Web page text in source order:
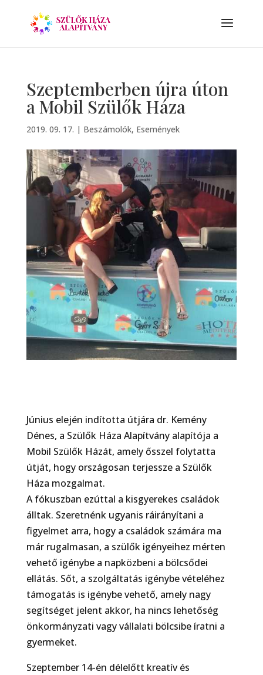
Szeptemberben újra úton
a Mobil Szülők Háza
2019. 09. 17. | Beszámolók, Események
Június elején indította útjára dr. Kemény
Dénes, a Szülők Háza Alapítvány alapítója a
Mobil Szülők Házát, amely ősszel folytatta
útját, hogy országosan terjessze a Szülők
Háza mozgalmat.
A fókuszban ezúttal a kisgyerekes családok
álltak. Szeretnénk ugyanis ráirányítani a
figyelmet arra, hogy a családok számára ma
már rugalmasan, a szülők igényeihez mérten
vehető igénybe a napközbeni a bölcsődei
ellátás. Sőt, a szolgáltatás igénybe vételéhez
támogatás is igénybe vehető, amely nagy
segítséget jelent akkor, ha nincs lehetőség
önkormányzati vagy vállalati bölcsibe íratni a
gyermeket.
Szeptember 14-én délelőtt kreatív és